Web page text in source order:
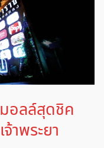
อลล์สุดชิค
าพระยา